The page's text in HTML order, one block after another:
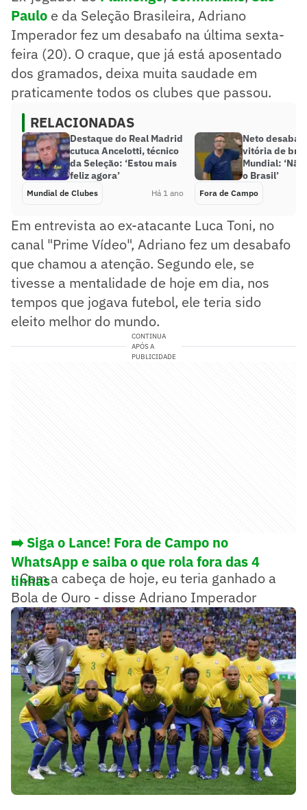
Paulo e da Seleção Brasileira, Adriano
Imperador fez um desabafo na última sexta-
feira (20). O craque, que já está aposentado
dos gramados, deixa muita saudade em
praticamente todos os clubes que passou.
RELACIONADAS
Destaque do Real Madrid
cutuca Ancelotti, técnico
da Seleção: ‘Estou mais
feliz agora’
Mundial de Clubes Há 1 ano
Neto
vitória de
Mundial:
o Brasil’
Fora de Campo
Em entrevista ao ex-atacante Luca Toni, no
canal "Prime Vídeo", Adriano fez um desabafo
que chamou a atenção. Segundo ele, se
tivesse a mentalidade de hoje em dia, nos
tempos que jogava futebol, ele teria sido
eleito melhor do mundo.
CONTINUA
APÓS A
PUBLICIDADE
➡️ Siga o Lance! Fora de Campo no
WhatsApp e saiba o que rola fora das 4
linhas
- Com a cabeça de hoje, eu teria ganhado a
Bola de Ouro - disse Adriano Imperador